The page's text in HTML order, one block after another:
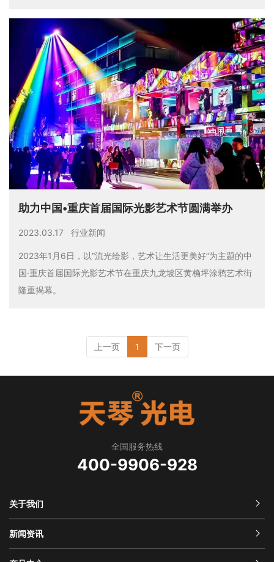
助力中国•重庆首届国际光影艺术节圆满举办
2023.03.17 行业新闻
2023年1月6日，以“流光绘影，艺术让生活更美好”为主题的中
国·重庆首届国际光影艺术节在重庆九龙坡区黄桷坪涂鸦艺术街
隆重揭幕。
上一页 1 下一页
全国服务热线
400-9906-928
关于我们
新闻资讯